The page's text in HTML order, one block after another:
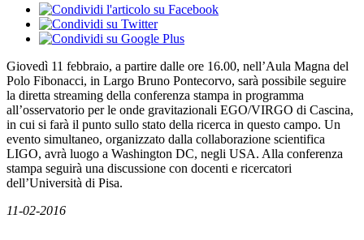
Giovedì 11 febbraio, a partire dalle ore 16.00, nell’Aula Magna del
Polo Fibonacci, in Largo Bruno Pontecorvo, sarà possibile seguire
la diretta streaming della conferenza stampa in programma
all’osservatorio per le onde gravitazionali EGO/VIRGO di Cascina,
in cui si farà il punto sullo stato della ricerca in questo campo. Un
evento simultaneo, organizzato dalla collaborazione scientifica
LIGO, avrà luogo a Washington DC, negli USA. Alla conferenza
stampa seguirà una discussione con docenti e ricercatori
dell’Università di Pisa.
11-02-2016